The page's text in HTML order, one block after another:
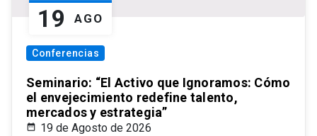
19 AGO
Conferencias
Seminario: “El Activo que Ignoramos: Cómo
el envejecimiento redefine talento,
mercados y estrategia”
19 de Agosto de 2026